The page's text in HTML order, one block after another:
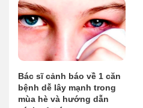
Bác sĩ cảnh báo về 1 căn
bệnh dễ lây mạnh trong
mùa hè và hướng dẫn